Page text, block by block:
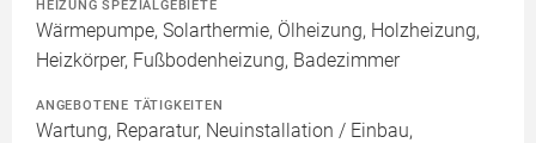
HEIZUNG SPEZIALGEBIETE
Wärmepumpe, Solarthermie, Ölheizung, Holzheizung,
Heizkörper, Fußbodenheizung, Badezimmer
ANGEBOTENE TÄTIGKEITEN
Wartung, Reparatur, Neuinstallation / Einbau,